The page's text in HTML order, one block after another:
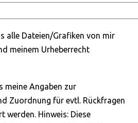
alle Dateien/Grafiken von mir
meinem Urheberrecht
meine Angaben zur
Zuordnung für evtl. Rückfragen
werden. Hinweis: Diese